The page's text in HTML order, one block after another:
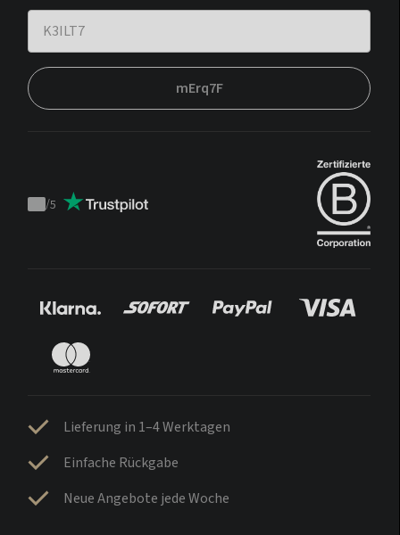
mErq7F
Trustpilot
/5
Lieferung in 1–4 Werktagen
Einfache Rückgabe
Neue Angebote jede Woche